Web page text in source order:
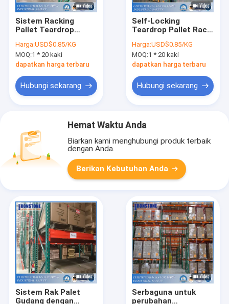
Sistem Racking
Pallet Teardrop
Kompatibel
Harga:USD$0.85/KG
MOQ:1 * 20 kaki
dapatkan harga terbaru
Hubungi sekarang
Self-Locking
Teardrop Pallet Rack
Harga:USD$0.85/KG
MOQ:1 * 20 kaki
dapatkan harga terbaru
Hubungi sekarang
Hemat Waktu Anda
Biarkan kami menghubungi produk terbaik
dengan Anda.
Berikan Kebutuhan Anda
Sistem Rak Palet
Gudang dengan
Serbaguna untuk
perubahan